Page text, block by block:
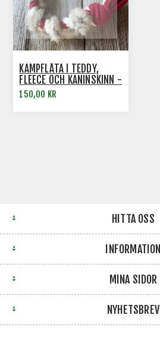
KAMPFLÄTA I TEDDY,
FLEECE OCH KANINSKINN -
40 CM
150,00 KR
HITTA OSS
INFORMATION
MINA SIDOR
NYHETSBREV